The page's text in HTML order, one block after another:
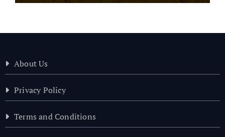
About Us
Privacy Policy
Terms and Conditions